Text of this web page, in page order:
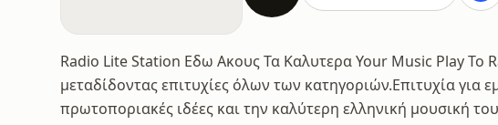
Radio Lite Station Εδω Ακους Τα Καλυτερα Your Music Play Το
μεταδίδοντας επιτυχίες όλων των κατηγοριών.Επιτυχία για
πρωτοποριακές ιδέες και την καλύτερη ελληνική μουσική